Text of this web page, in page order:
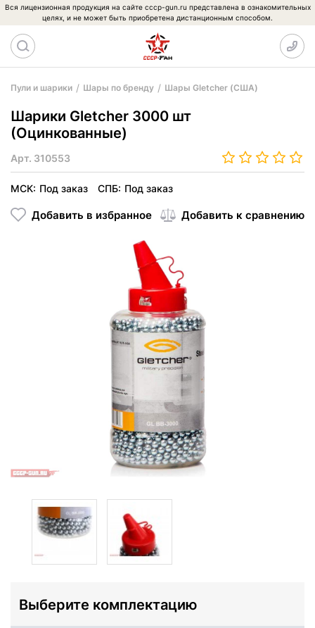
Вся лицензионная продукция на сайте cccp-gun.ru представлена в ознакомительных
целях, и не может быть приобретена дистанционным способом.
Пули и шарики Шары по бренду Шары Gletcher (США)
Шарики Gletcher 3000 шт
(Оцинкованные)
Арт. 310553
МСК: Под заказ СПБ: Под заказ
Добавить в избранное Добавить к сравнению
Выберите комплектацию